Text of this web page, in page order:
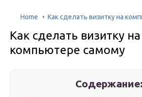
Home Как сделать визитку на
Как сделать визитку на
компьютере самому
Содержание: